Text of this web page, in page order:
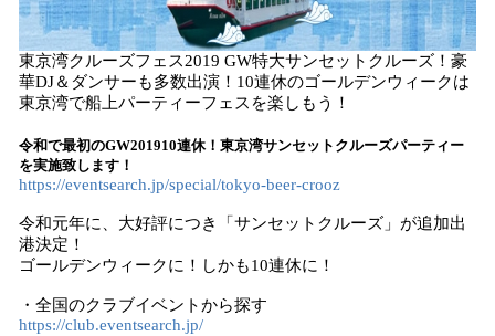
東京湾クルーズフェス2019 GW特大サンセットクルーズ！豪
華DJ＆ダンサーも多数出演！10連休のゴールデンウィークは
東京湾で船上パーティーフェスを楽しもう！
令和で最初のGW201910連休！東京湾サンセットクルーズパーティー
を実施致します！
https://eventsearch.jp/special/tokyo-beer-crooz
令和元年に、大好評につき「サンセットクルーズ」が追加出
港決定！
ゴールデンウィークに！しかも10連休に！
・全国のクラブイベントから探す
https://club.eventsearch.jp/